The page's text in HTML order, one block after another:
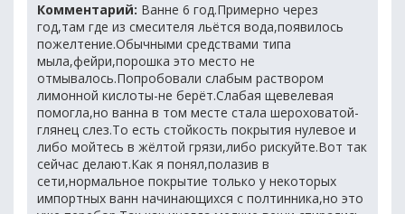
Комментарий: Ванне 6 год.Примерно через
год,там где из смесителя льётся вода,появилось
пожелтение.Обычными средствами типа
мыла,фейри,порошка это место не
отмывалось.Попробовали слабым раствором
лимонной кислоты-не берёт.Слабая щевелевая
помогла,но ванна в том месте стала шероховатой-
глянец слез.То есть стойкость покрытия нулевое и
либо мойтесь в жёлтой грязи,либо рискуйте.Вот так
сейчас делают.Как я понял,полазив в
сети,нормальное покрытие только у некоторых
импортных ванн начинающихся с полтинника,но это